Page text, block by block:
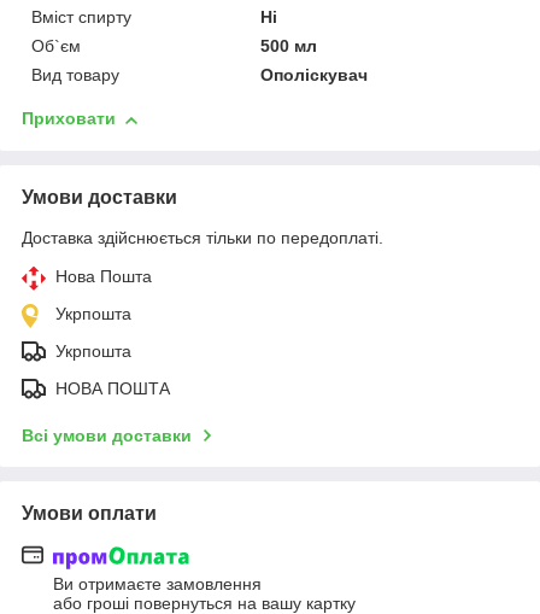
Вміст спирту
Ні
Об`єм
500 мл
Вид товару
Ополіскувач
Приховати
Умови доставки
Доставка здійснюється тільки по передоплаті.
Нова Пошта
Укрпошта
Укрпошта
НОВА ПОШТА
Всі умови доставки
Умови оплати
Ви отримаєте замовлення
або гроші повернуться на вашу картку